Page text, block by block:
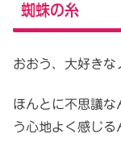
蜘蛛の糸
おおう、大好きな
ほんとに不思議な
う心地よく感じる